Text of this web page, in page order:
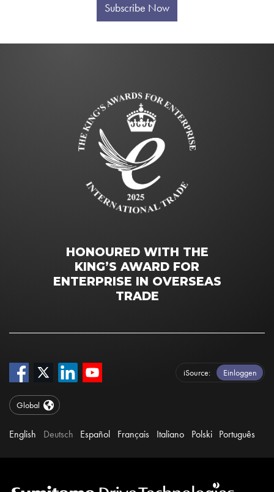
Subscribe Now
HONOURED WITH THE
KING’S AWARD FOR
ENTERPRISE IN OVERSEAS
TRADE
iSource Einloggen
Global
English Deutsch Español Français Italiano Polski Português